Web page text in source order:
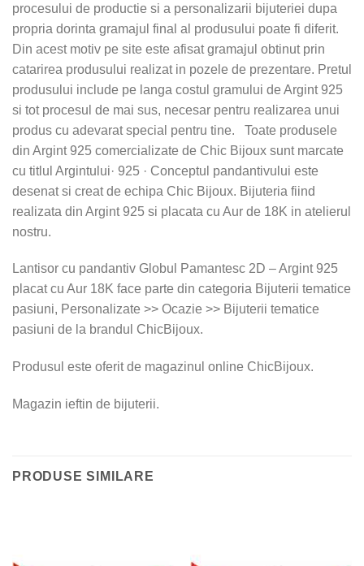
procesului de productie si a personalizarii bijuteriei dupa
propria dorinta gramajul final al produsului poate fi diferit.
Din acest motiv pe site este afisat gramajul obtinut prin
catarirea produsului realizat in pozele de prezentare. Pretul
produsului include pe langa costul gramului de Argint 925
si tot procesul de mai sus, necesar pentru realizarea unui
produs cu adevarat special pentru tine. Toate produsele
din Argint 925 comercializate de Chic Bijoux sunt marcate
cu titlul Argintului· 925 · Conceptul pandantivului este
desenat si creat de echipa Chic Bijoux. Bijuteria fiind
realizata din Argint 925 si placata cu Aur de 18K in atelierul
nostru.
Lantisor cu pandantiv Globul Pamantesc 2D – Argint 925
placat cu Aur 18K face parte din categoria Bijuterii tematice
pasiuni, Personalizate >> Ocazie >> Bijuterii tematice
pasiuni de la brandul ChicBijoux.
Produsul este oferit de magazinul online ChicBijoux.
Magazin ieftin de bijuterii.
PRODUSE SIMILARE